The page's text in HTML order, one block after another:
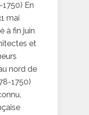
En
mai
à fin juin
et
nord de
1750)